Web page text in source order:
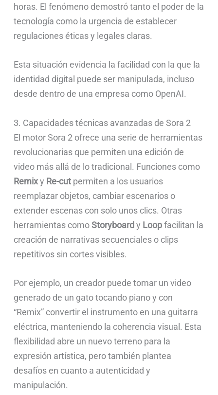
horas. El fenómeno demostró tanto el poder de la
tecnología como la urgencia de establecer
regulaciones éticas y legales claras.
Esta situación evidencia la facilidad con la que la
identidad digital puede ser manipulada, incluso
desde dentro de una empresa como OpenAI.
3. Capacidades técnicas avanzadas de Sora 2
El motor Sora 2 ofrece una serie de herramientas
revolucionarias que permiten una edición de
video más allá de lo tradicional. Funciones como
Remixy Re-cut permiten a los usuarios
reemplazar objetos, cambiar escenarios o
extender escenas con solo unos clics. Otras
herramientas comoStoryboardy Loopfacilitan la
creación de narrativas secuenciales o clips
repetitivos sin cortes visibles.
Por ejemplo, un creador puede tomar un video
generado de un gato tocando piano y con
“Remix” convertir el instrumento en una guitarra
eléctrica, manteniendo la coherencia visual. Esta
flexibilidad abre un nuevo terreno para la
expresión artística, pero también plantea
desafíos en cuanto a autenticidad y
manipulación.